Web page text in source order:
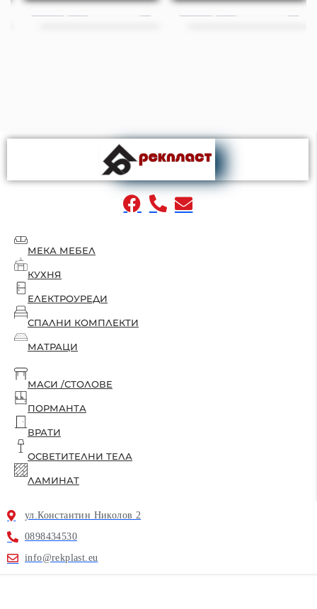
МЕКА МЕБЕЛ
КУХНЯ
ЕЛЕКТРОУРЕДИ
СПАЛНИ КОМПЛЕКТИ
МАТРАЦИ
МАСИ /СТОЛОВЕ
ПОРМАНТА
ВРАТИ
ОСВЕТИТЕЛНИ ТЕЛА
ЛАМИНАТ
ул.Константин Николов 2
0898434530
info@rekplast.eu